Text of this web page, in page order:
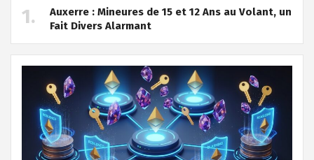
Auxerre : Mineures de 15 et 12 Ans au Volant, un
Fait Divers Alarmant